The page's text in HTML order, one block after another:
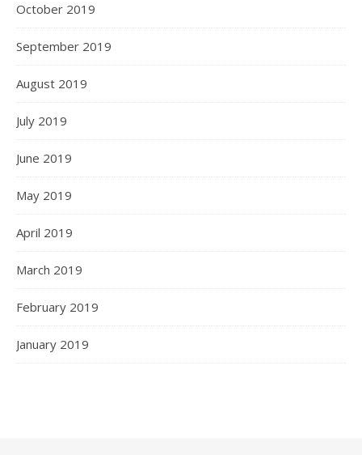
October 2019
September 2019
August 2019
July 2019
June 2019
May 2019
April 2019
March 2019
February 2019
January 2019